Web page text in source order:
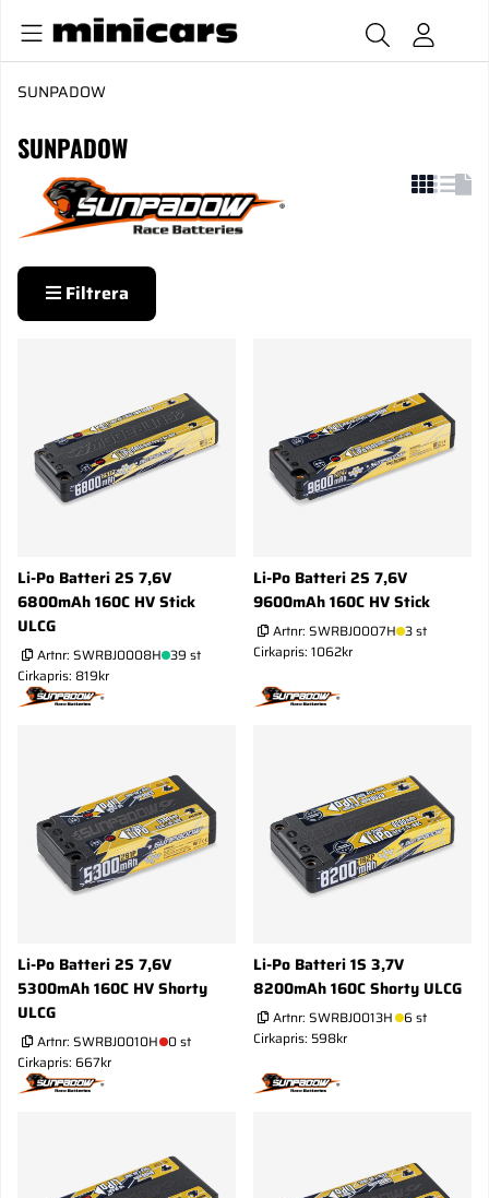
SUNPADOW
SUNPADOW
Filtrera
Li-Po Batteri 2S 7,6V
6800mAh 160C HV Stick
ULCG
Artnr: SWRBJ0008H 39 st
Cirkapris: 819kr
Li-Po Batteri 2S 7,6V
9600mAh 160C HV Stick
Artnr: SWRBJ0007H 3 st
Cirkapris: 1062kr
Li-Po Batteri 2S 7,6V
5300mAh 160C HV Shorty
ULCG
Artnr: SWRBJ0010H 0 st
Cirkapris: 667kr
Li-Po Batteri 1S 3,7V
8200mAh 160C Shorty ULCG
Artnr: SWRBJ0013H
6 st
Cirkapris: 598kr